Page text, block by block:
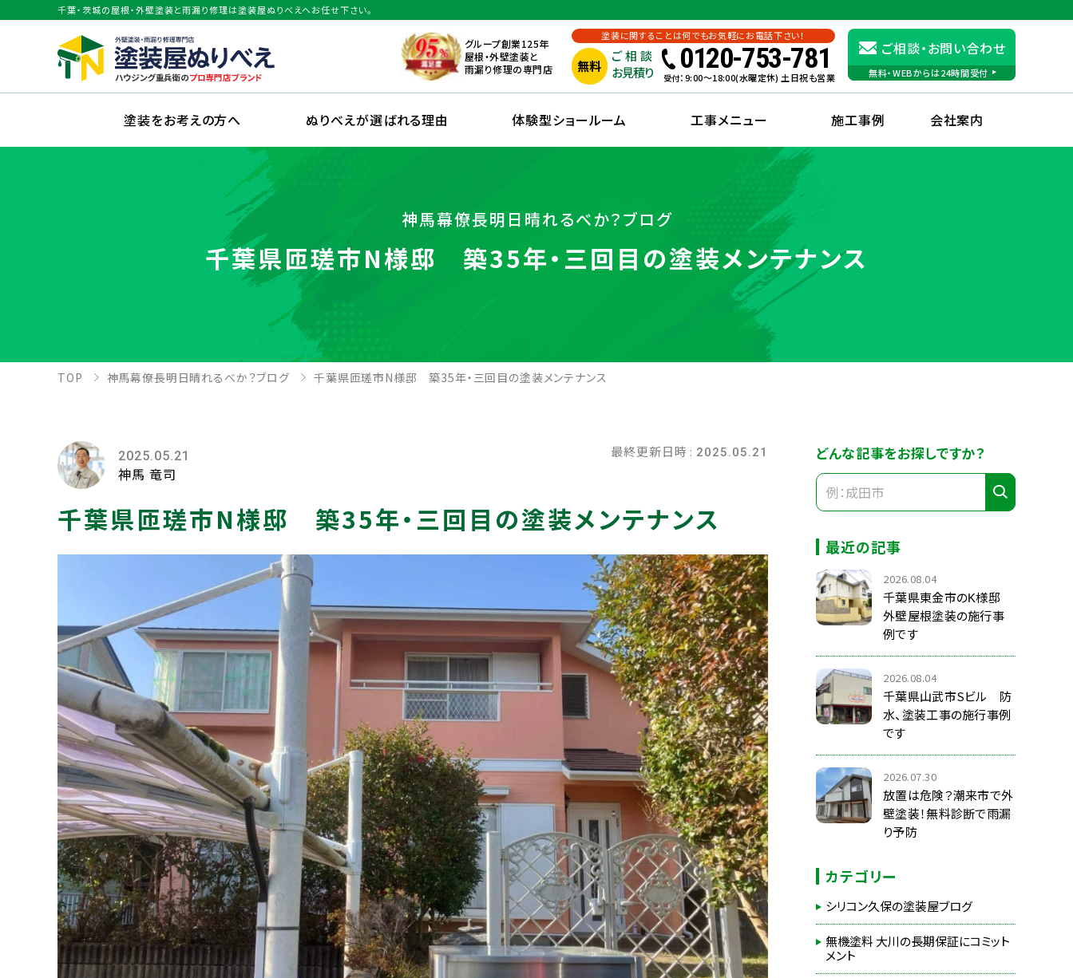
千葉・茨城の屋根・外壁塗装と雨漏り修理は塗装屋ぬりべえへお任せ下さい。
グループ創業125年
屋根・外壁塗装と
雨漏り修理の専門店
塗装に関することは何でもお気軽にお電話下さい！
無料
ご相談
お見積り
0120-753-781
受付：9:00〜18:00(水曜定休) 土日祝も営業
ご相談・お問い合わせ
無料・WEBからは24時間受付
塗装をお考えの方へ ぬりべえが選ばれる理由 体験型ショールーム 工事メニュー 施工事例 会社案内
神馬幕僚長明日晴れるべか？ブログ
千葉県匝瑳市N様邸 築35年・三回目の塗装メンテナンス
TOP 神馬幕僚長明日晴れるべか？ブログ 千葉県匝瑳市N様邸 築35年・三回目の塗装メンテナンス
2025.05.21
神馬 竜司
最終更新日時 : 2025.05.21
千葉県匝瑳市N様邸 築35年・三回目の塗装メンテナンス
どんな記事をお探しですか？
最近の記事
2026.08.04
千葉県東金市のK様邸
外壁屋根塗装の施行事
例です
2026.08.04
千葉県山武市Sビル 防
水、塗装工事の施行事例
です
2026.07.30
放置は危険？潮来市で外
壁塗装！無料診断で雨漏
り予防
カテゴリー
シリコン久保の塗装屋ブログ
無機塗料 大川の長期保証にコミット
メント